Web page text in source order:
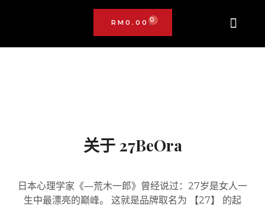
容
RM 0.00 0
CART
关于 27BeOra
日本心理学家《—荒木一郎》曾经说过：27岁是女人一
生中最漂亮的巅峰。 这就是品牌取名为 【27】 的起